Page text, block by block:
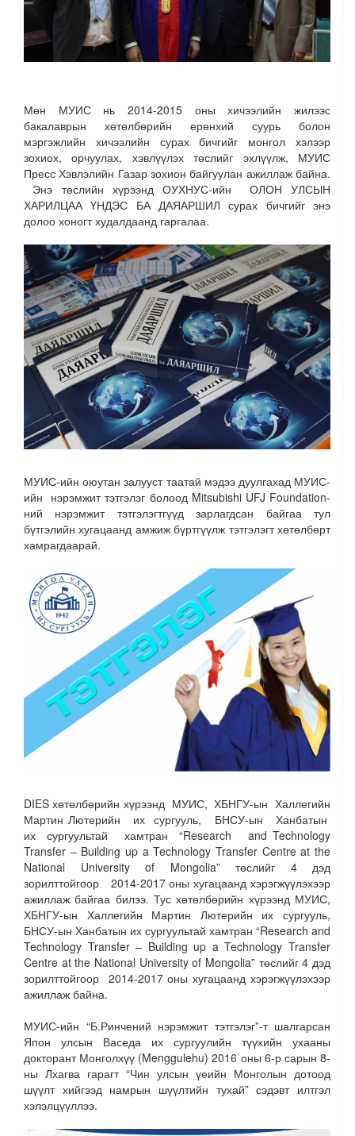
Мөн МУИС нь 2014-2015 оны хичээлийн жилээс
бакалаврын хөтөлбөрийн ерөнхий суурь болон
мэргэжлийн хичээлийн сурах бичгийг монгол хэлээр
зохиох, орчуулах, хэвлүүлэх төслийг эхлүүлж, МУИС
Пресс Хэвлэлийн Газар зохион байгуулан ажиллаж байна.
Энэ төслийн хүрээнд ОУХНУС-ийн ОЛОН УЛСЫН
ХАРИЛЦАА ҮНДЭС БА ДАЯАРШИЛ сурах бичгийг энэ
долоо хоногт худалдаанд гаргалаа.
МУИС-ийн оюутан залууст таатай мэдээ дуулгахад МУИС-
ийн нэрэмжит тэтгэлэг болоод Mitsubishi UFJ Foundation-
ний нэрэмжит тэтгэлэгтгүүд зарлагдсан байгаа тул
бүтгэлийн хугацаанд амжиж бүртгүүлж тэтгэлэгт хөтөлбөрт
хамрагдаарай.
DIES хөтөлбөрийн хүрээнд МУИС, ХБНГУ-ын Халлегийн
Мартин Лютерийн их сургууль, БНСУ-ын Ханбатын
их сургуультай хамтран “Research and Technology
Transfer – Building up a Technology Transfer Centre at the
National University of Mongolia” төслийг 4 дэд
зорилттойгоор 2014-2017 оны хугацаанд хэрэгжүүлэхээр
ажиллаж байгаа билээ. Тус хөтөлбөрийн хүрээнд МУИС,
ХБНГУ-ын Халлегийн Мартин Лютерийн их сургууль,
БНСУ-ын Ханбатын их сургуультай хамтран “Research and
Technology Transfer – Building up a Technology Transfer
Centre at the National University of Mongolia” төслийг 4 дэд
зорилттойгоор 2014-2017 оны хугацаанд хэрэгжүүлэхээр
ажиллаж байна.
МУИС-ийн “Б.Ринчений нэрэмжит тэтгэлэг”-т шалгарсан
Япон улсын Васеда их сургуулийн түүхийн ухааны
докторант Монголхүү (Menggulehu) 2016 оны 6-р сарын 8-
ны Лхагва гарагт “Чин улсын үеийн Монголын дотоод
шүүлт хийгээд намрын шүүлтийн тухай” сэдэвт илтгэл
хэлэлцүүллээ.